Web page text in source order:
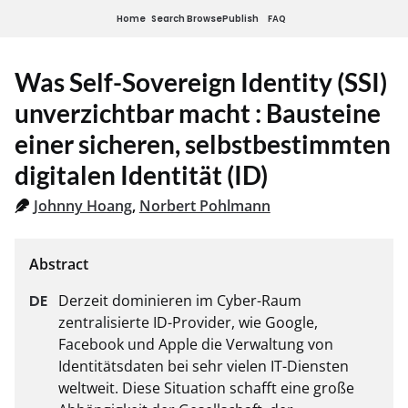
Home Search BrowsePublish FAQ
Was Self-Sovereign Identity (SSI)
unverzichtbar macht : Bausteine
einer sicheren, selbstbestimmten
digitalen Identität (ID)
Johnny Hoang, Norbert Pohlmann
Derzeit dominieren im Cyber-Raum
zentralisierte ID-Provider, wie Google,
Facebook und Apple die Verwaltung von
Identitätsdaten bei sehr vielen IT-Diensten
weltweit. Diese Situation schafft eine große